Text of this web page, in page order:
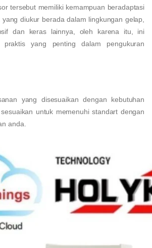
tersebut memiliki kemampuan beradaptasi
diukur berada dalam lingkungan gelap,
dan keras lainnya, oleh karena itu, ini
praktis yang penting dalam pengukuran
yang disesuaikan dengan kebutuhan
untuk memenuhi standart dengan
anda.